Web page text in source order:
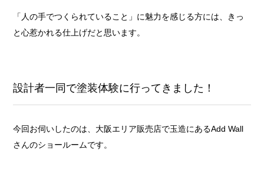
「人の手でつくられていること」に魅力を感じる方には、きっ
と心惹かれる仕上げだと思います。
設計者一同で塗装体験に行ってきました！
今回お伺いしたのは、大阪エリア販売店で玉造にあるAdd Wall
さんのショールームです。